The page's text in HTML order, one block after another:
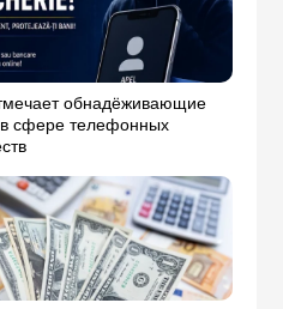
обнадёживающие
сфере телефонных